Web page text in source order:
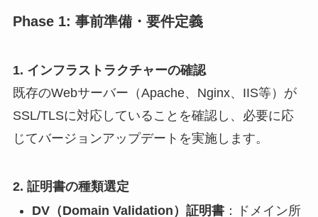
Phase 1: 事前準備・要件定義
1. インフラストラクチャーの確認
既存のWebサーバー（Apache、Nginx、IIS等）が
SSL/TLSに対応していることを確認し、必要に応
じてバージョンアップデートを実施します。
2. 証明書の種類選定
DV（Domain Validation）証明書：ドメイン所